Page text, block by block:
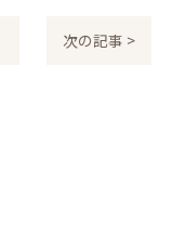
次の記事 >